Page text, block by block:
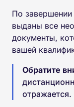
По завершении
выданы все
документы,
вашей
Обратите
отражается.